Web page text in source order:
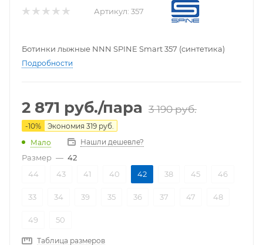
Артикул: 357
Ботинки лыжные NNN SPINE Smart 357 (синтетика)
Подробности
2 871 руб./пара 3 190руб.
-10% Экономия 319 руб.
Мало
Нашли дешевле?
Размер — 42
44
43 41 40 42 38 45 46
33 34 39 35 36 37 47 48
49 50
Таблица размеров